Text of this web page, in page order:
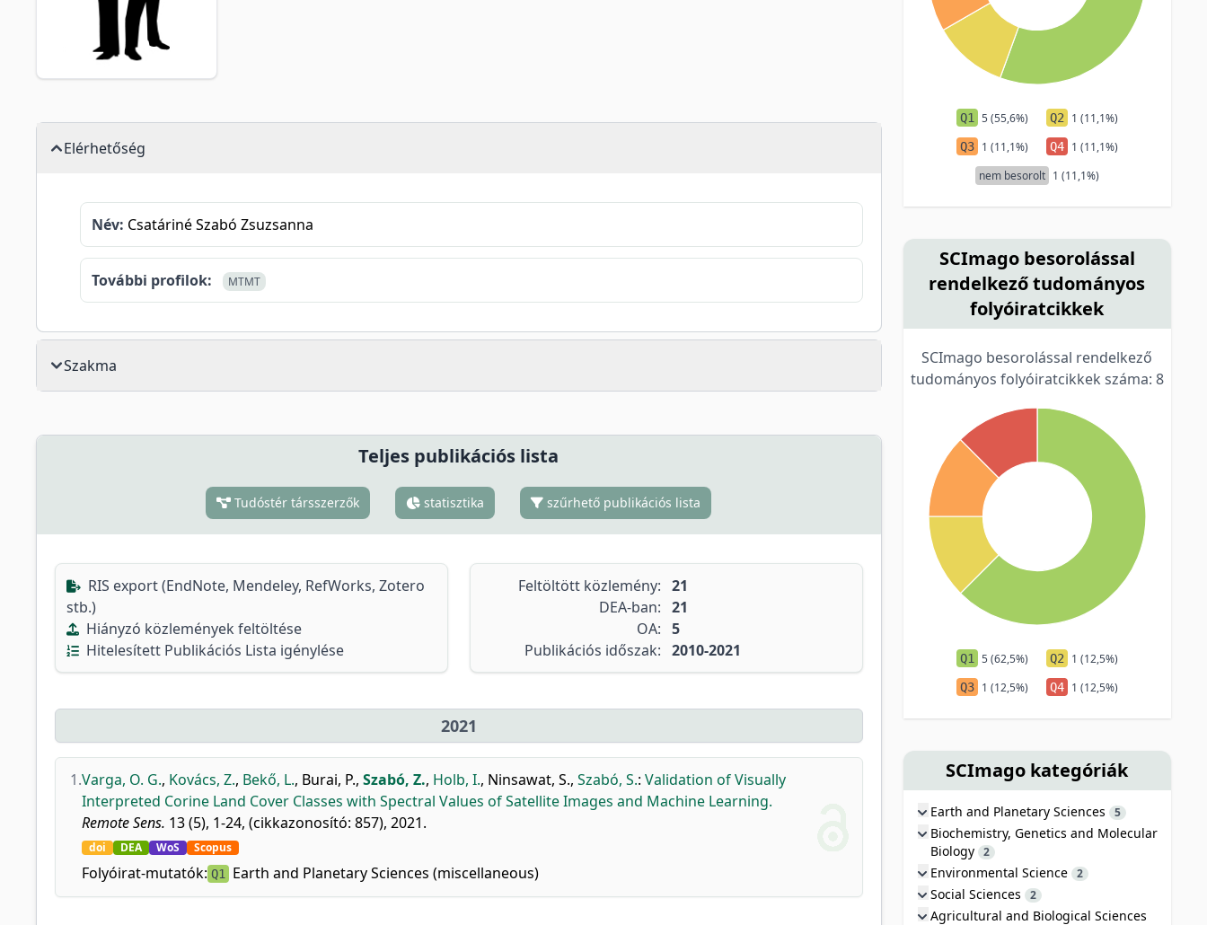
Elérhetőség
Név: Csatáriné Szabó Zsuzsanna
További profilok: MTMT
Szakma
Teljes publikációs lista
Tudóstér társszerzők statisztika szűrhető publikációs lista
RIS export (EndNote, Mendeley, RefWorks, Zotero
stb.)
Hiányzó közlemények feltöltése
Hitelesített Publikációs Lista igénylése
Feltöltött közlemény: 21
DEA-ban: 21
OA: 5
Publikációs időszak: 2010-2021
2021
1.Varga, O. G., Kovács, Z., Bekő, L., Burai, P., Szabó, Z., Holb, I., Ninsawat, S., Szabó, S.: Validation of Visually
Interpreted Corine Land Cover Classes with Spectral Values of Satellite Images and Machine Learning.
Remote Sens. 13 (5), 1-24, (cikkazonosító: 857), 2021.
doi DEA WoS Scopus
Folyóirat-mutatók: Q1 Earth and Planetary Sciences (miscellaneous)
Q1 5 (55,6%) Q2 1 (11,1%)
Q3 1 (11,1%) Q4 1 (11,1%)
nem besorolt 1 (11,1%)
SCImago besorolással
rendelkező tudományos
folyóiratcikkek
SCImago besorolással rendelkező
tudományos folyóiratcikkek száma: 8
Q1 5 (62,5%) Q2 1 (12,5%)
Q3 1 (12,5%) Q4 1 (12,5%)
SCImago kategóriák
Earth and Planetary Sciences 5
Biochemistry, Genetics and Molecular
Biology 2
Environmental Science 2
Social Sciences 2
Agricultural and Biological Sciences